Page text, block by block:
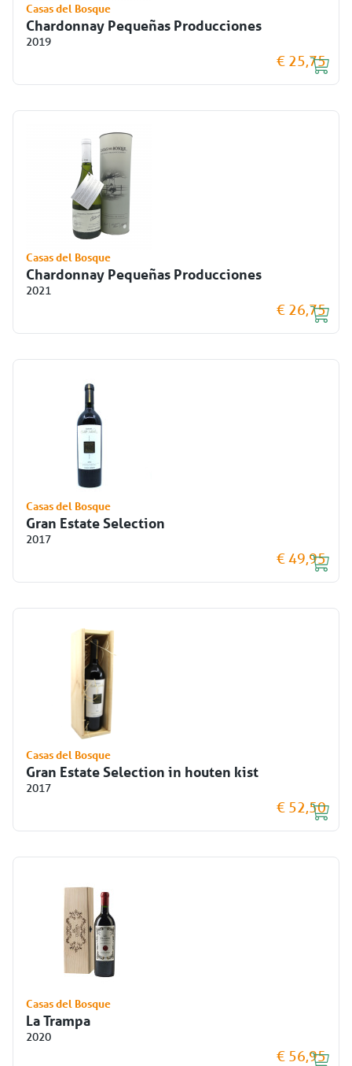
Casas del Bosque
Chardonnay Pequeñas Producciones
2019
€ 25,75
Casas del Bosque
Chardonnay Pequeñas Producciones
2021
€ 26,75
Casas del Bosque
Gran Estate Selection
2017
€ 49,95
Casas del Bosque
Gran Estate Selection in houten kist
2017
€ 52,50
Casas del Bosque
La Trampa
2020
€ 56,95